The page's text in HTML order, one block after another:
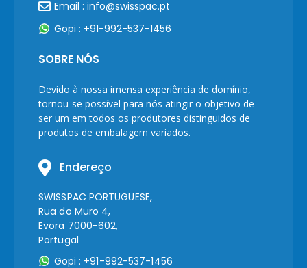
Email : info@swisspac.pt
Gopi : +91-992-537-1456
SOBRE NÓS
Devido à nossa imensa experiência de domínio,
tornou-se possível para nós atingir o objetivo de
ser um em todos os produtores distinguidos de
produtos de embalagem variados.
Endereço
SWISSPAC PORTUGUESE,
Rua do Muro 4,
Evora 7000-602,
Portugal
Gopi : +91-992-537-1456